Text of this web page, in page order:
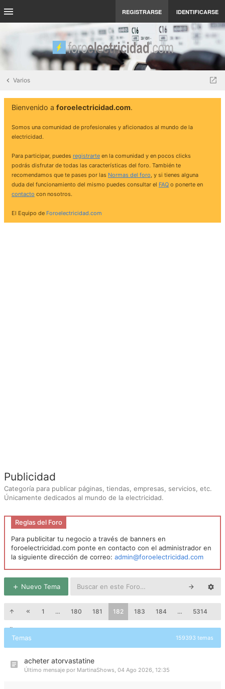
REGISTRARSE IDENTIFICARSE
Varios
Bienvenido a foroelectricidad.com.
Somos una comunidad de profesionales y aficionados al mundo de la
electricidad.
Para participar, puedes registrarte en la comunidad y en pocos clicks
podrás disfrutar de todas las características del foro. También te
recomendamos que te pases por las Normas del foro, y si tienes alguna
duda del funcionamiento del mismo puedes consultar el FAQ o ponerte en
contacto con nosotros.
El Equipo de Foroelectricidad.com
Publicidad
Categoría para publicar páginas, tiendas, empresas, servicios, etc.
Únicamente dedicados al mundo de la electricidad.
Reglas del Foro
Para publicitar tu negocio a través de banners en
foroelectricidad.com ponte en contacto con el administrador en
la siguiente dirección de correo: admin@foroelectricidad.com
Nuevo Tema
1 … 180 181 182 183 184 … 5314
Temas 159393 temas
acheter atorvastatine
Último mensaje por MartinaShows, 04 Ago 2026, 12:35